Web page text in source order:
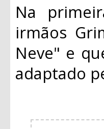
Na
irmãos
Neve" e
adaptado